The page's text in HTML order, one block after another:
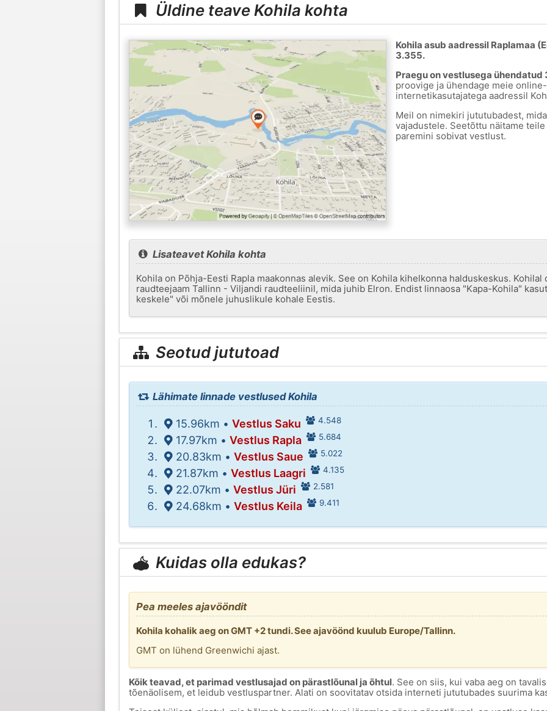
Üldine teave Kohila kohta
Kohila asub aadressil Raplamaa
3.355.
Praegu on vestlusega ühendatud
proovige ja ühendage meie
internetikasutajatega aadressil
Meil on nimekiri jututubadest,
vajadustele. Seetõttu näitame
paremini sobivat vestlust.
Lisateavet Kohila kohta
Kohila on Põhja-Eesti Rapla maakonnas alevik. See on Kohila kihelkonna halduskeskus.
raudteejaam Tallinn - Viljandi raudteeliinil, mida juhib Elron. Endist linnaosa "Kapa-Kohila"
keskele" või mõnele juhuslikule kohale Eestis.
Seotud jututoad
Lähimate linnade vestlused Kohila
15.96km •Vestlus Saku 4.548
17.97km •Vestlus Rapla 5.684
20.83km •Vestlus Saue 5.022
21.87km •Vestlus Laagri 4.135
22.07km •Vestlus Jüri 2.581
24.68km •Vestlus Keila 9.411
Kuidas olla edukas?
Pea meeles ajavööndit
Kohila kohalik aeg on GMT +2 tundi. See ajavöönd kuulub Europe/Tallinn.
GMT on lühend Greenwichi ajast.
Kõik teavad, et parimad vestlusajad on pärastlõunal ja õhtul. See on siis, kui vaba aeg on
tõenäolisem, et leidub vestluspartner. Alati on soovitatav otsida interneti jututubades suurima